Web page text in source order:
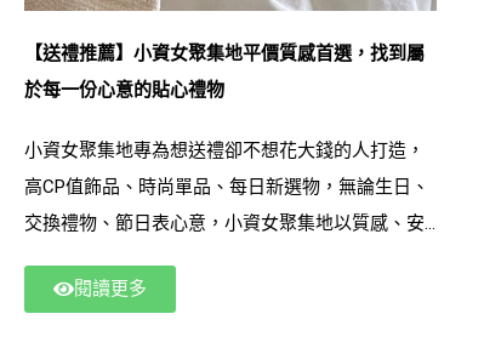
【送禮推薦】小資女聚集地平價質感首選，找到屬
於每一份心意的貼心禮物
小資女聚集地專為想送禮卻不想花大錢的人打造，
高CP值飾品、時尚單品、每日新選物，無論生日、
交換禮物、節日表心意，小資女聚集地以質感、安
品牌。讓送禮不必苦惱，不用昂貴，也能送到心坎
閱讀更多